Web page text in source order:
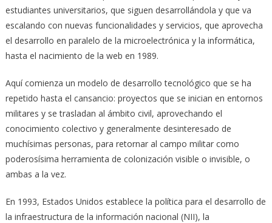
estudiantes universitarios, que siguen desarrollándola y que va
escalando con nuevas funcionalidades y servicios, que aprovecha
el desarrollo en paralelo de la microelectrónica y la informática,
hasta el nacimiento de la web en 1989.
Aquí comienza un modelo de desarrollo tecnológico que se ha
repetido hasta el cansancio: proyectos que se inician en entornos
militares y se trasladan al ámbito civil, aprovechando el
conocimiento colectivo y generalmente desinteresado de
muchísimas personas, para retornar al campo militar como
poderosísima herramienta de colonización visible o invisible, o
ambas a la vez.
En 1993, Estados Unidos establece la política para el desarrollo de
la infraestructura de la información nacional (NII), la